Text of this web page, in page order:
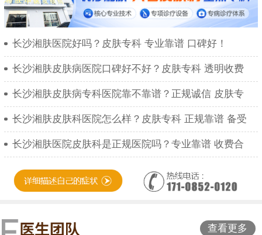
长沙湘肤医院好吗？皮肤专科 专业靠谱 口碑好！
长沙湘肤皮肤病医院口碑好不好？皮肤专科 透明收费
长沙湘肤皮肤病专科医院靠不靠谱？正规诚信 皮肤专
长沙湘肤皮肤科医院怎么样？皮肤专科 正规靠谱 备受
长沙湘肤医院皮肤科是正规医院吗？专业靠谱 收费合
查看更多